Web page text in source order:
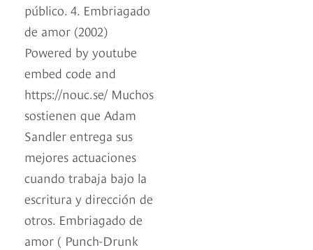
público. 4. Embriagado
de amor (2002)
Powered by youtube
embed code and
https://nouc.se/ Muchos
sostienen que Adam
Sandler entrega sus
mejores actuaciones
cuando trabaja bajo la
escritura y dirección de
otros. Embriagado de
amor ( Punch-Drunk